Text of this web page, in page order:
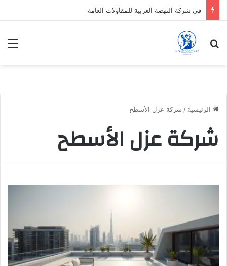
في شركة النهضة العربية للمقاولات العامة
بحث عن
الرئيسية / شركة عزل الأسطح
شركة عزل الأسطح